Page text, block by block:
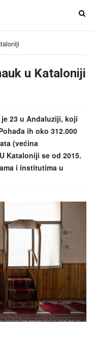
T
e
t
u Kataloniji
23 u Andaluziji, koji
ih oko 312.000
(većina
Kataloniji se od 2015.
i institutima u